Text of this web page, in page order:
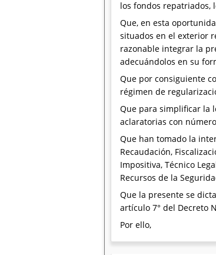
los fondos repatriados,
Que, en esta
situados en el exterior
razonable integrar la
adecuándolos en su
Que por consiguiente
régimen de
Que para simplificar la
aclaratorias con
Que han tomado la
Recaudación,
Impositiva, Técnico
Recursos de la
Que la presente se
artículo 7° del Decreto
Por ello,